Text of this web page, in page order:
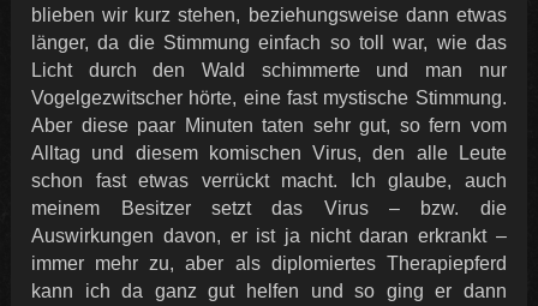
blieben wir kurz stehen, beziehungsweise dann etwas
länger, da die Stimmung einfach so toll war, wie das
Licht durch den Wald schimmerte und man nur
Vogelgezwitscher hörte, eine fast mystische Stimmung.
Aber diese paar Minuten taten sehr gut, so fern vom
Alltag und diesem komischen Virus, den alle Leute
schon fast etwas verrückt macht. Ich glaube, auch
meinem Besitzer setzt das Virus – bzw. die
Auswirkungen davon, er ist ja nicht daran erkrankt –
immer mehr zu, aber als diplomiertes Therapiepferd
kann ich da ganz gut helfen und so ging er dann